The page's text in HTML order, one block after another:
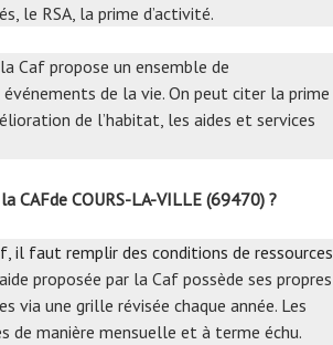
le RSA, la prime d’activité.
Caf propose un ensemble de
de la vie. On peut citer la prime
de l’habitat, les aides et services
CAFde COURS-LA-VILLE (69470) ?
il faut remplir des conditions de ressources
proposée par la Caf possède ses propres
via une grille révisée chaque année. Les
de manière mensuelle et à terme échu.